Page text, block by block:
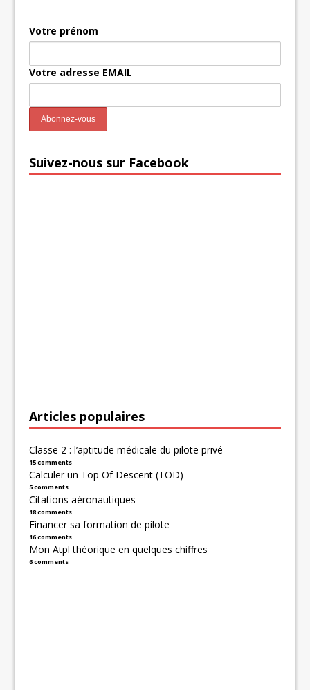
Votre prénom
Votre adresse EMAIL
Suivez-nous sur Facebook
Articles populaires
Classe 2 : l’aptitude médicale du pilote privé
15 comments
Calculer un Top Of Descent (TOD)
5 comments
Citations aéronautiques
18 comments
Financer sa formation de pilote
16 comments
Mon Atpl théorique en quelques chiffres
6 comments